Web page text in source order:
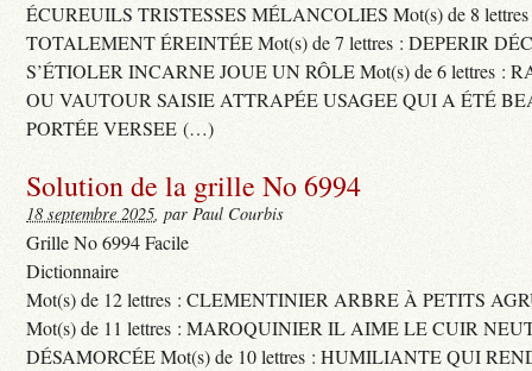
ÉCUREUILS TRISTESSES MÉLANCOLIES Mot(s) de 8
TOTALEMENT ÉREINTÉE Mot(s) de 7 lettres : DEPERIR
S’ÉTIOLER INCARNE JOUE UN RÔLE Mot(s) de 6 lettres :
OU VAUTOUR SAISIE ATTRAPÉE USAGEE QUI A ÉTÉ
PORTÉE VERSEE (…)
Solution de la grille No 6994
18 septembre 2025, par Paul Courbis
Grille No 6994 Facile
Dictionnaire
Mot(s) de 12 lettres : CLEMENTINIER ARBRE À PETITS
Mot(s) de 11 lettres : MAROQUINIER IL AIME LE CUIR
DÉSAMORCÉE Mot(s) de 10 lettres : HUMILIANTE QUI